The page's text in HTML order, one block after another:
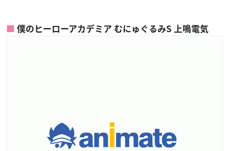
僕のヒーローアカデミア むにゅぐるみS 上鳴電気